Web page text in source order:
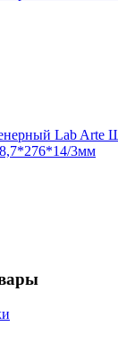
Lab Arte
3мм